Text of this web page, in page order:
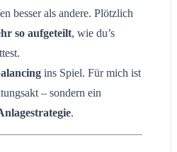
besser als andere. Plötzlich
so aufgeteilt, wie du’s
ins Spiel. Für mich ist
– sondern ein
.